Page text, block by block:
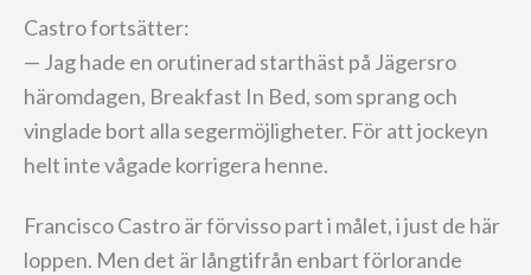
Castro fortsätter:
— Jag hade en orutinerad starthäst på Jägersro
häromdagen, Breakfast In Bed, som sprang och
vinglade bort alla segermöjligheter. För att jockeyn
helt inte vågade korrigera henne.
Francisco Castro är förvisso part i målet, i just de här
loppen. Men det är långtifrån enbart förlorande